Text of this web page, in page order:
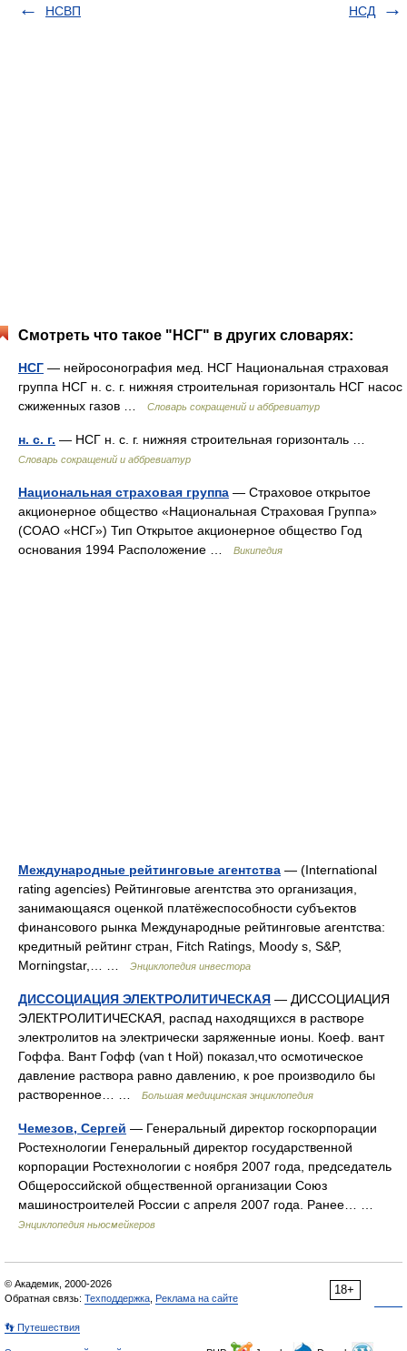
НСВП
НСД
Смотреть что такое "НСГ" в других словарях:
НСГ — нейросонография мед. НСГ Национальная страховая
группа НСГ н. с. г. нижняя строительная горизонталь НСГ насос
сжиженных газов …
Словарь сокращений и аббревиатур
н. с. г. — НСГ н. с. г. нижняя строительная горизонталь …
Словарь сокращений и аббревиатур
Национальная страховая группа — Страховое открытое
акционерное общество «Национальная Страховая Группа»
(СОАО «НСГ») Тип Открытое акционерное общество Год
основания 1994 Расположение …
Википедия
Международные рейтинговые агентства — (International
rating agencies) Рейтинговые агентства это организация,
занимающаяся оценкой платёжеспособности субъектов
финансового рынка Международные рейтинговые агентства:
кредитный рейтинг стран, Fitch Ratings, Moody s, S&P,
Morningstar,… …
Энциклопедия инвестора
ДИССОЦИАЦИЯ ЭЛЕКТРОЛИТИЧЕСКАЯ — ДИССОЦИАЦИЯ
ЭЛЕКТРОЛИТИЧЕСКАЯ, распад находящихся в растворе
электролитов на электрически заряженные ионы. Коеф. вант
Гоффа. Вант Гофф (van t Ной) показал,что осмотическое
давление раствора равно давлению, к рое производило бы
растворенное… …
Большая медицинская энциклопедия
Чемезов, Сергей — Генеральный директор госкорпорации
Ростехнологии Генеральный директор государственной
корпорации Ростехнологии с ноября 2007 года, председатель
Общероссийской общественной организации Союз
машиностроителей России с апреля 2007 года. Ранее… …
Энциклопедия ньюсмейкеров
18+
© Академик, 2000-2026
Обратная связь: Техподдержка Реклама на сайте
👣 Путешествия